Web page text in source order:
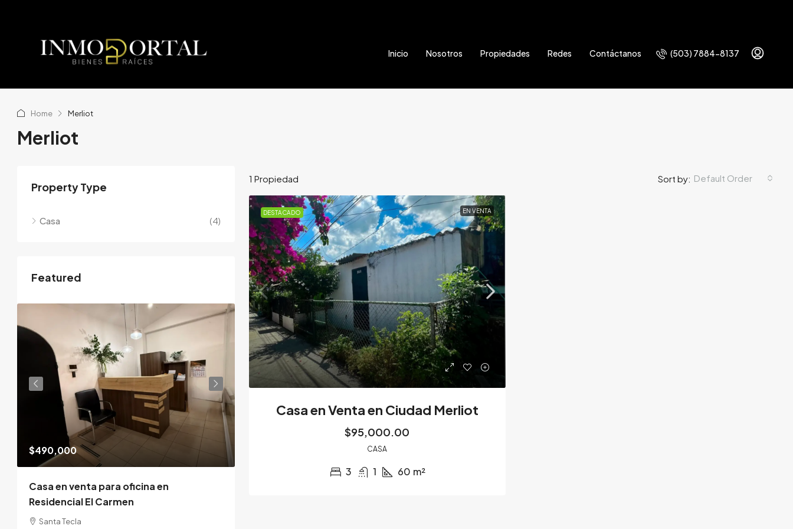
Inicio Nosotros Propiedades Redes Contáctanos (503) 7884-8137
Home Merliot
Merliot
1 Propiedad Sort by: Default Order
DESTACADO EN VENTA
Casa en Venta en Ciudad Merliot
$95,000.00
CASA
3 1 60 m²
Property Type
Casa (4)
Featured
$490,000
Casa en venta para oficina en
Residencial El Carmen
Santa Tecla